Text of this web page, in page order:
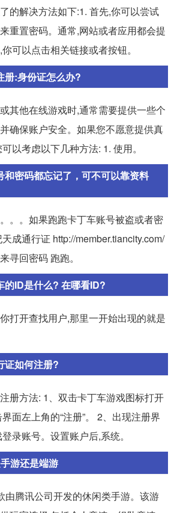
的解决方法如下:1. 首先,你可以尝试
重置密码。通常,网站或者应用都会提
可以点击相关链接或者按钮。
册:身份证怎么办?
其他在线游戏时,通常需要提供一些个
确保账户安全。如果您不愿意提供真
以考虑以下几种方法: 1. 使用。
和密码都忘记了，可不可以靠资料
。。如果跑跑卡丁车账号被盗或者密
成通行证 http://member.tiancity.com/
寻回密码 跑跑。
的ID是什么? 在哪看ID?
打开查找用户,那里一开始出现的就是
证如何注册?
册方法: 1、双击卡丁车游戏图标打开
面左上角的“注册”。 2、出现注册界
录账号。设置账户后,系统。
游还是端游
由腾讯公司开发的休闲类手游。该游